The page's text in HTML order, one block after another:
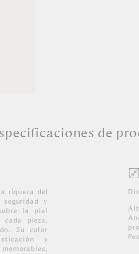
de
riqueza del
y
la piel
pieza,
Su color
y